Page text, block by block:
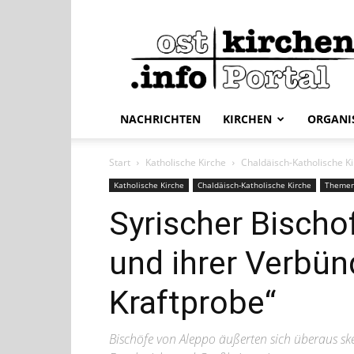
ostkirchen.info
NACHRICHTEN KIRCHEN
Start Katholische Kirche Chaldäisch-Katholische
Katholische Kirche Chaldäisch-Katholische Kirche
Syrischer
und ihrer
Kraftprobe“
Bischöfe von Aleppo äußerten sich überaus